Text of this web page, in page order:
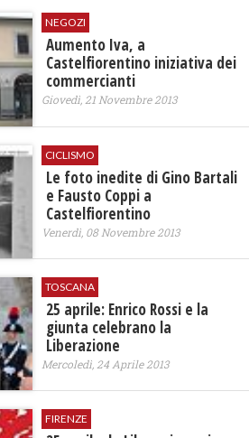
NEGOZI
Aumento Iva, a
Castelfiorentino iniziativa dei
commercianti
Giovedì, 21 Novembre 2013
CICLISMO
Le foto inedite di Gino Bartali
e Fausto Coppi a
Castelfiorentino
Venerdì, 08 Novembre 2013
TOSCANA
25 aprile: Enrico Rossi e la
giunta celebrano la
Liberazione
Mercoledì, 24 Aprile 2013
FIRENZE